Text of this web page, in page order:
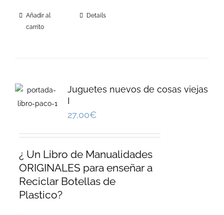
Añadir al
carrito
Details
Juguetes nuevos de cosas viejas
I
27,00€
¿ Un Libro de Manualidades
ORIGINALES para enseñar a
Reciclar Botellas de
Plastico?